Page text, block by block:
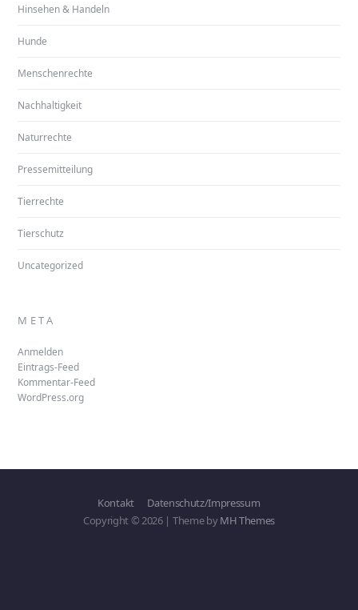
Hinsehen & Handeln
Hunde
Menschenrechte
Nachhaltigkeit
Naturrechte
Pressemitteilung
Tierrechte
Tierschutz
Uncategorized
META
Anmelden
Eintrags-Feed
Kommentar-Feed
WordPress.org
Kontakt
Datenschutz/Impressum
Copyright © 2026 | Theme byMH Themes